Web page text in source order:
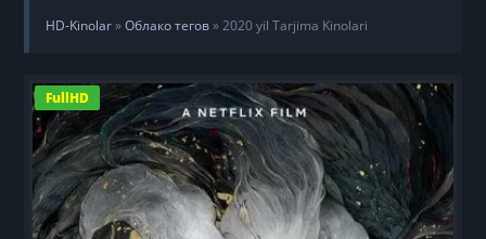
HD-Kinolar»Облако тегов» 2020 yil Tarjima Kinolari
FullHD